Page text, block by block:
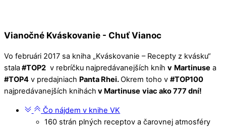
Vianočné Kváskovanie - Chuť Vianoc
Vo februári 2017 sa kniha „Kváskovanie – Recepty z kvásku“
stala#TOP2 v rebríčku najpredávanejších kníh v Martinuse a
#TOP4 v predajniach Panta Rhei.Okrem toho v #TOP100
najpredávanejších knihách v Martinuse viac ako 777 dní!
Čo nájdem v knihe VK
160 strán plných receptov a čarovnej atmosféry